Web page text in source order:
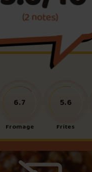
Foire aux
Me connecter
(2 notes)
Fromage
6.7
Frites
5.6